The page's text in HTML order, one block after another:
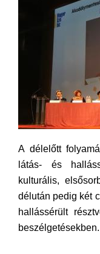
A délelőtt
látás- és
kulturális,
délután pedig két
hallássérült
beszélgetésekben.